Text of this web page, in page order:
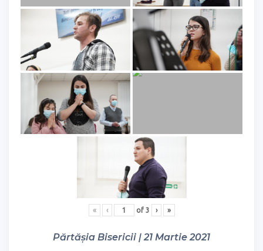
« ‹ of 3 › »
Părtășia Bisericii | 21 Martie 2021